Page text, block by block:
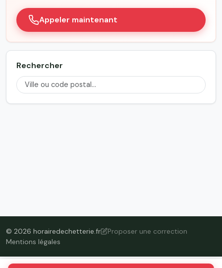
Appeler maintenant
Rechercher
© 2026 horairedechetterie.fr
Proposer une correction
Mentions légales